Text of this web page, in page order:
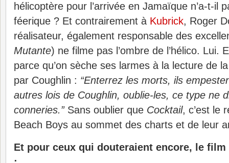
hélicoptère pour l’arrivée en Jamaïque n’a-t-il
féerique ? Et contrairement à Kubrick, Roger
réalisateur, également responsable des
Mutante) ne filme pas l’ombre de l’hélico. Lui.
parce qu’on sèche ses larmes à la lecture de
par Coughlin : “Enterrez les morts, ils
autres lois de Coughlin, oublie-les, ce type ne
conneries.”Sans oublier que Cocktail, c’est le
Beach Boys au sommet des charts et de leur
Et pour ceux qui douteraient encore, le film